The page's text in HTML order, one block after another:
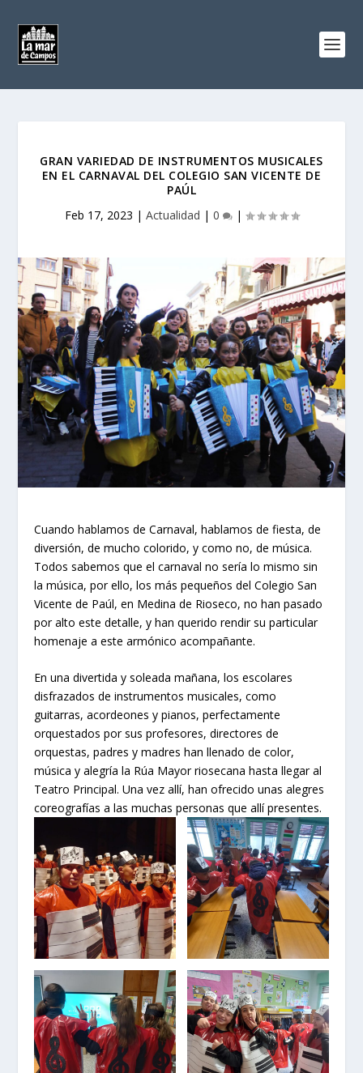
GRAN VARIEDAD DE INSTRUMENTOS MUSICALES
EN EL CARNAVAL DEL COLEGIO SAN VICENTE DE
PAÚL
Feb 17, 2023 | Actualidad | 0 |
Cuando hablamos de Carnaval, hablamos de fiesta, de
diversión, de mucho colorido, y como no, de música.
Todos sabemos que el carnaval no sería lo mismo sin
la música, por ello, los más pequeños del Colegio San
Vicente de Paúl, en Medina de Rioseco, no han pasado
por alto este detalle, y han querido rendir su particular
homenaje a este armónico acompañante.
En una divertida y soleada mañana, los escolares
disfrazados de instrumentos musicales, como
guitarras, acordeones y pianos, perfectamente
orquestados por sus profesores, directores de
orquestas, padres y madres han llenado de color,
música y alegría la Rúa Mayor riosecana hasta llegar al
Teatro Principal. Una vez allí, han ofrecido unas alegres
coreografías a las muchas personas que allí presentes.